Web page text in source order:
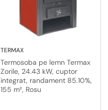
TERMAX
Termosoba pe lemn Termax
Zorile, 24.43 kW, cuptor
integrat, randament 85.10%,
155 m², Rosu